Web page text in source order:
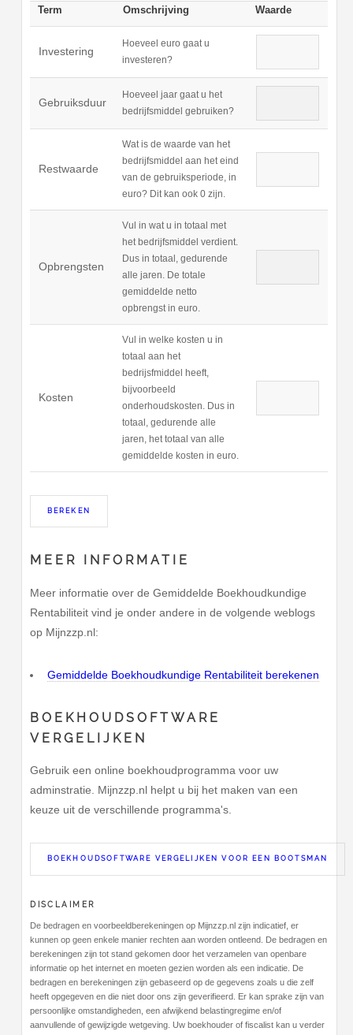
Term Omschrijving Waarde
Investering
Hoeveel euro gaat u
investeren?
Gebruiksduur
Hoeveel jaar gaat u het
bedrijfsmiddel gebruiken?
Restwaarde
Wat is de waarde van het
bedrijfsmiddel aan het eind
van de gebruiksperiode, in
euro? Dit kan ook 0 zijn.
Opbrengsten
Vul in wat u in totaal met
het bedrijfsmiddel verdient.
Dus in totaal, gedurende
alle jaren. De totale
gemiddelde netto
opbrengst in euro.
Kosten
Vul in welke kosten u in
totaal aan het
bedrijsfmiddel heeft,
bijvoorbeeld
onderhoudskosten. Dus in
totaal, gedurende alle
jaren, het totaal van alle
gemiddelde kosten in euro.
MEER INFORMATIE
Meer informatie over de Gemiddelde Boekhoudkundige
Rentabiliteit vind je onder andere in de volgende weblogs
op Mijnzzp.nl:
Gemiddelde Boekhoudkundige Rentabiliteit berekenen
BOEKHOUDSOFTWARE
VERGELIJKEN
Gebruik een online boekhoudprogramma voor uw
adminstratie. Mijnzzp.nl helpt u bij het maken van een
keuze uit de verschillende programma's.
BOEKHOUDSOFTWARE VERGELIJKEN VOOR EEN BOOTSMAN
DISCLAIMER
De bedragen en voorbeeldberekeningen op Mijnzzp.nl zijn indicatief, er
kunnen op geen enkele manier rechten aan worden ontleend. De bedragen en
berekeningen zijn tot stand gekomen door het verzamelen van openbare
informatie op het internet en moeten gezien worden als een indicatie. De
bedragen en berekeningen zijn gebaseerd op de gegevens zoals u die zelf
heeft opgegeven en die niet door ons zijn geverifieerd. Er kan sprake zijn van
persoonlijke omstandigheden, een afwijkend belastingregime en/of
aanvullende of gewijzigde wetgeving. Uw boekhouder of fiscalist kan u verder